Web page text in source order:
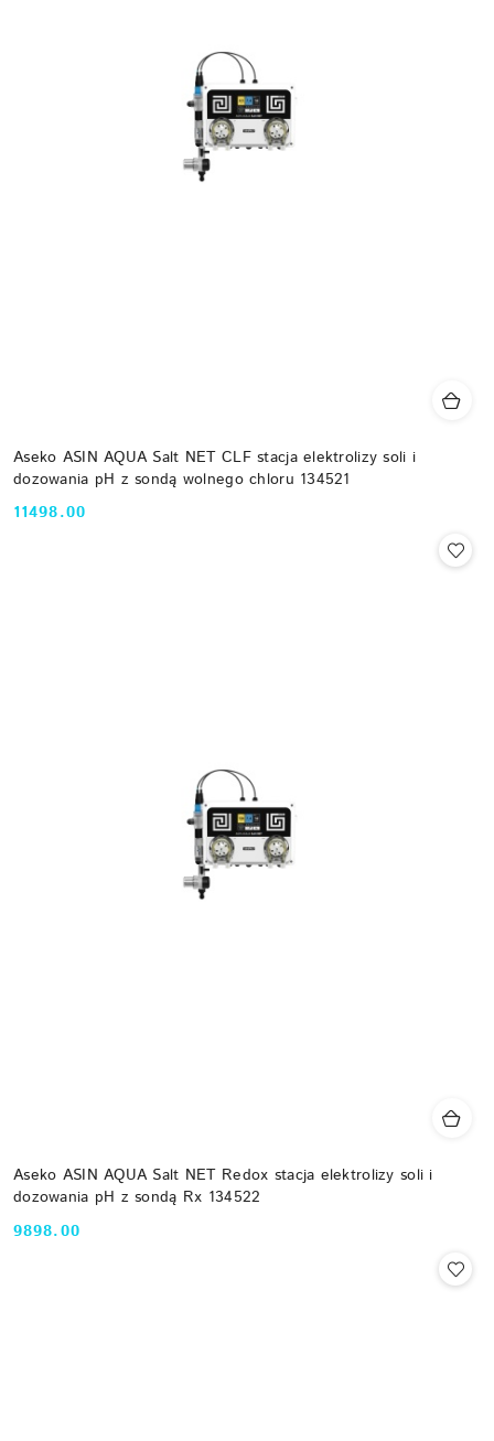
Aseko ASIN AQUA Salt NET CLF stacja elektrolizy soli i
dozowania pH z sondą wolnego chloru 134521
Cena:
11498.00
Aseko ASIN AQUA Salt NET Redox stacja elektrolizy soli i
dozowania pH z sondą Rx 134522
Cena:
9898.00